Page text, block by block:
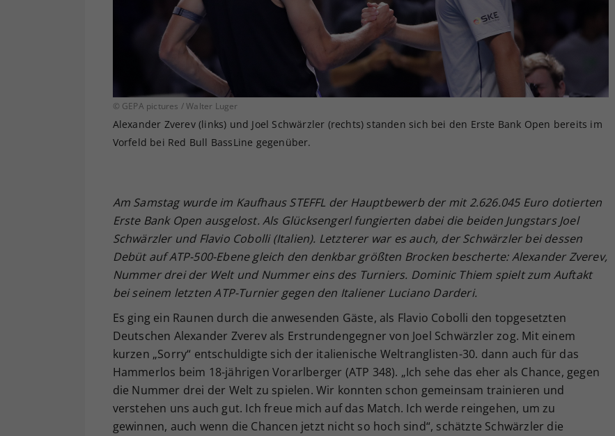
© GEPA pictures / Walter Luger
Alexander Zverev (links) und Joel Schwärzler (rechts) standen sich bei den Erste Bank Open bereits im
Vorfeld bei Red Bull BassLine gegenüber.
Am Samstag wurde im Kaufhaus STEFFL der Hauptbewerb der mit 2.626.045 Euro dotierten
Erste Bank Open ausgelost. Als Glücksengerl fungierten dabei die beiden Jungstars Joel
Schwärzler und Flavio Cobolli (Italien). Letzterer war es auch, der Schwärzler bei dessen
Debüt auf ATP-500-Ebene gleich den denkbar größten Brocken bescherte: Alexander Zverev,
Nummer drei der Welt und Nummer eins des Turniers. Dominic Thiem spielt zum Auftakt
bei seinem letzten ATP-Turnier gegen den Italiener Luciano Darderi.
Es ging ein Raunen durch die anwesenden Gäste, als Flavio Cobolli den topgesetzten
Deutschen Alexander Zverev als Erstrundengegner von Joel Schwärzler zog. Mit einem
kurzen „Sorry“ entschuldigte sich der italienische Weltranglisten-30. dann auch für das
Hammerlos beim 18-jährigen Vorarlberger (ATP 348). „Ich sehe das eher als Chance, gegen
die Nummer drei der Welt zu spielen. Wir konnten schon gemeinsam trainieren und
verstehen uns auch gut. Ich freue mich auf das Match. Ich werde reingehen, um zu
gewinnen, auch wenn die Chancen jetzt nicht so hoch sind“, schätzte Schwärzler die
Ihrer vorgenommen Einstellungen, falls der
Webseiten-Betreiber dies eingestellt hat.